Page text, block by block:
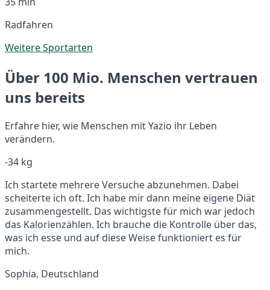
Radfahren
Weitere Sportarten
Über 100 Mio. Menschen vertrauen
uns bereits
Erfahre hier, wie Menschen mit Yazio ihr Leben
verändern.
-34 kg
Ich startete mehrere Versuche abzunehmen. Dabei
scheiterte ich oft. Ich habe mir dann meine eigene Diät
zusammengestellt. Das wichtigste für mich war jedoch
das Kalorienzählen. Ich brauche die Kontrolle über das,
was ich esse und auf diese Weise funktioniert es für
mich.
Sophia, Deutschland